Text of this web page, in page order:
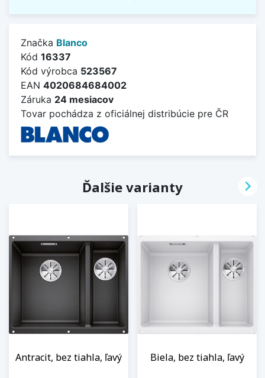
Značka Blanco
Kód 16337
Kód výrobca 523567
EAN 4020684684002
Záruka 24 mesiacov
Tovar pochádza z oficiálnej distribúcie pre ČR
Ďalšie varianty
Antracit, bez tiahla, ľavý Biela, bez tiahla, ľavý
